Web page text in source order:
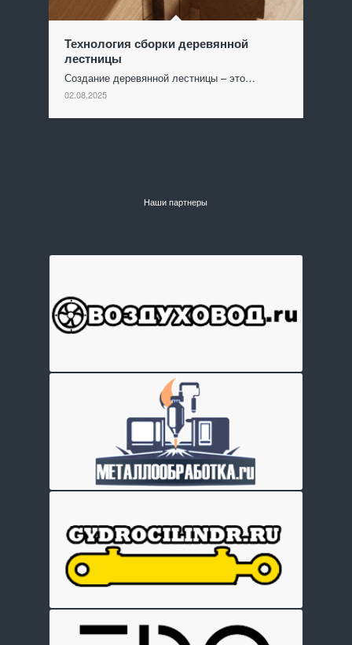
Технология сборки деревянной
лестницы
Создание деревянной лестницы – это…
02.08.2025
Наши партнеры